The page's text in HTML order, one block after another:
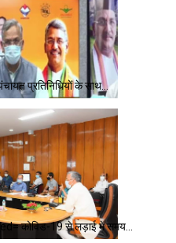
प्रतिनिधियों के साथ…
कोविड-19 से लड़ाई में समय…